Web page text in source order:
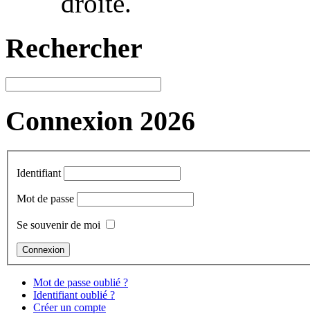
Rechercher
Connexion 2026
Identifiant
Mot de passe
Se souvenir de moi
Mot de passe oublié ?
Identifiant oublié ?
Créer un compte